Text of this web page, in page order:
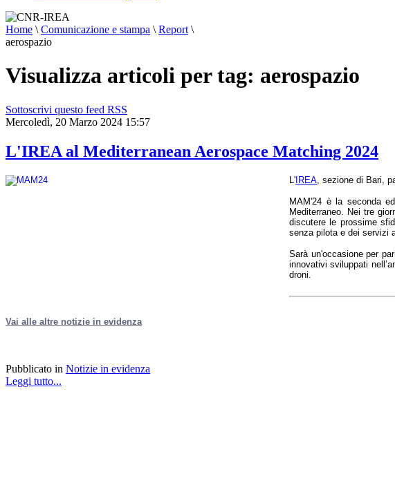
Home \ Comunicazione e stampa \ Report \
aerospazio
Visualizza articoli per tag: aerospazio
Sottoscrivi questo feed RSS
Mercoledì, 20 Marzo 2024 15:57
L'IREA al Mediterranean Aerospace Matching 2024
L'IREA , sezione di Bari,
MAM'24 è la seconda
Mediterraneo. Nei tre
discutere le prossime
senza pilota e dei servizi
Sarà un'occasione per
innovativi sviluppati
droni.
Vai alle altre notizie in evidenza
Pubblicato in Notizie in evidenza
Leggi tutto...